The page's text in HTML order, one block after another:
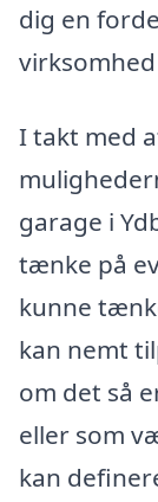
dig en
I takt med
garage i
tænke på
kunne
kan nemt
om det så
eller som
kan